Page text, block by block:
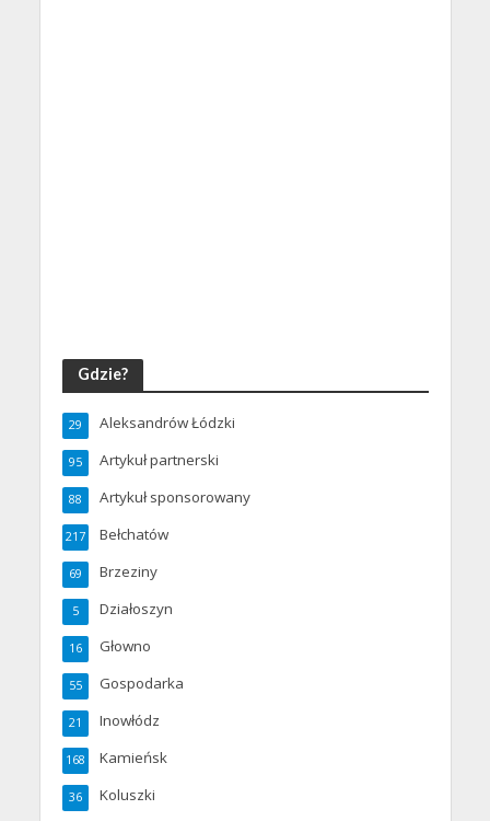
Gdzie?
Aleksandrów Łódzki
29
Artykuł partnerski
95
Artykuł sponsorowany
88
Bełchatów
217
Brzeziny
69
Działoszyn
5
Głowno
16
Gospodarka
55
Inowłódz
21
Kamieńsk
168
Koluszki
36